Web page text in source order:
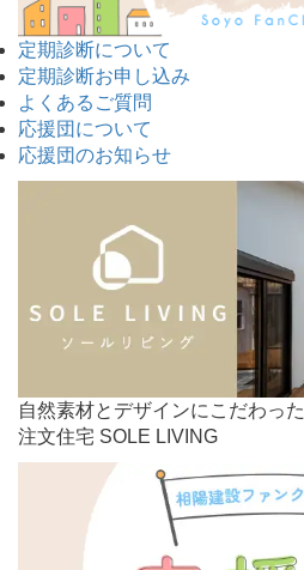
定期診断について
定期診断お申し込み
よくあるご質問
応援団について
応援団のお知らせ
自然素材とデザインにこだわった
注文住宅 SOLE LIVING